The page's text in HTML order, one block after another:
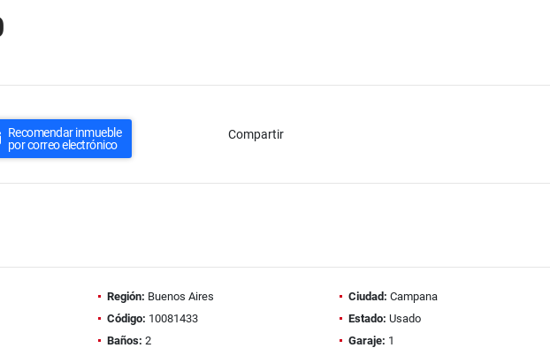
Recomendar inmueble
por correo electrónico
Compartir
Región: Buenos Aires Ciudad: Campana
Código: 10081433 Estado: Usado
Baños: 2 Garaje: 1